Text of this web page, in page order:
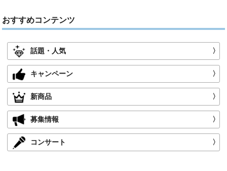
おすすめコンテンツ
話題・人気 〉
キャンペーン 〉
新商品 〉
募集情報 〉
コンサート 〉